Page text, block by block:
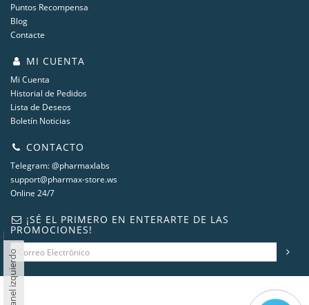
Puntos Recompensa
Blog
Contacte
MI CUENTA
Mi Cuenta
Historial de Pedidos
Lista de Deseos
Boletín Noticias
CONTACTO
Telegram: @pharmaxlabs
support@pharmax-store.ws
Online 24/7
¡SÉ EL PRIMERO EN ENTERARTE DE LAS
PROMOCIONES!
Panel izquierdo